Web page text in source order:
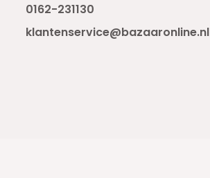
0162-231130
klantenservice@bazaaronline.nl